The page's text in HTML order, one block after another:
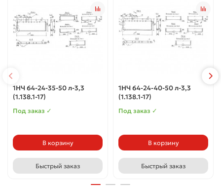
1НЧ 64-24-35-50 л-3,3
(1.138.1-17)
Под заказ ✓
В корзину
Быстрый заказ
1НЧ 64-24-40-50 л-3,3
(1.138.1-17)
Под заказ ✓
В корзину
Быстрый заказ